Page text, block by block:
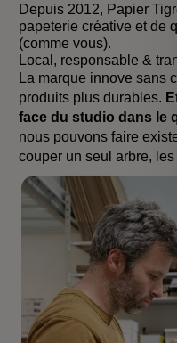
Depuis 2012, Papier
papeterie créative et de
(comme vous).
Local, responsable &
La marque innove sans
produits plus durables.
face du studio dans le
nous pouvons faire
couper un seul arbre, les